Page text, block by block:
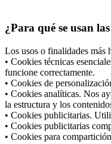
¿Para qué se usan
Los usos o finalidades más
• Cookies técnicas
funcione correctamente.
• Cookies de
• Cookies analíticas. Nos
la estructura y los
• Cookies publicitarias.
• Cookies publicitarias
• Cookies para